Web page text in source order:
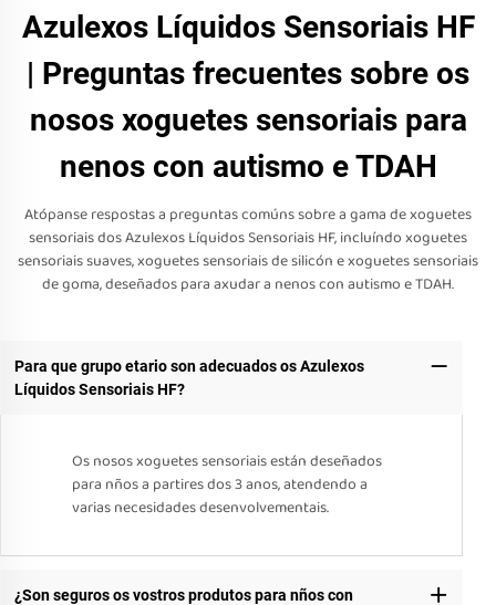
Azulexos Líquidos Sensoriais HF
| Preguntas frecuentes sobre os
nosos xoguetes sensoriais para
nenos con autismo e TDAH
Atópanse respostas a preguntas comúns sobre a gama de xoguetes
sensoriais dos Azulexos Líquidos Sensoriais HF, incluíndo xoguetes
sensoriais suaves, xoguetes sensoriais de silicón e xoguetes sensoriais
de goma, deseñados para axudar a nenos con autismo e TDAH.
Para que grupo etario son adecuados os Azulexos
Líquidos Sensoriais HF?
Os nosos xoguetes sensoriais están deseñados
para nños a partires dos 3 anos, atendendo a
varias necesidades desenvolvementais.
¿Son seguros os vostros produtos para nños con